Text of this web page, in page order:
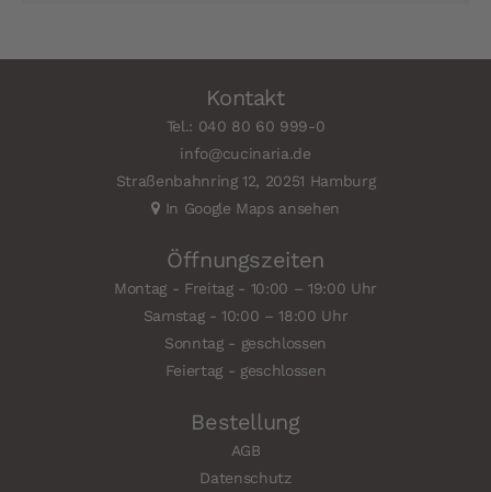
Kontakt
Tel.: 040 80 60 999-0
info@cucinaria.de
Straßenbahnring 12, 20251 Hamburg
In Google Maps ansehen
Öffnungszeiten
Montag - Freitag - 10:00 – 19:00 Uhr
Samstag - 10:00 – 18:00 Uhr
Sonntag - geschlossen
Feiertag - geschlossen
Bestellung
AGB
Datenschutz